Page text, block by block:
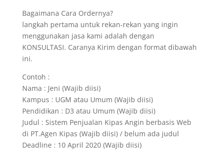
Bagaimana Cara Ordernya?
langkah pertama untuk rekan-rekan yang ingin
menggunakan jasa kami adalah dengan
KONSULTASI. Caranya Kirim dengan format dibawah
ini.
Contoh :
Nama : Jeni (Wajib diisi)
Kampus : UGM atau Umum (Wajib diisi)
Pendidikan : D3 atau Umum (Wajib diisi)
Judul : Sistem Penjualan Kipas Angin berbasis Web
di PT.Agen Kipas (Wajib diisi) / belum ada judul
Deadline : 10 April 2020 (Wajib diisi)